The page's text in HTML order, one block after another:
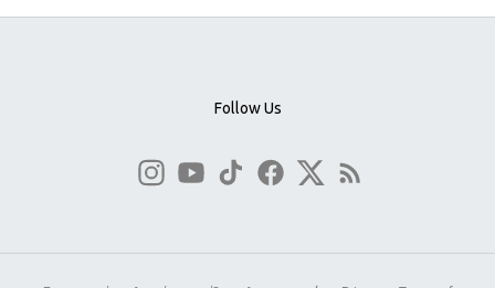
Follow Us